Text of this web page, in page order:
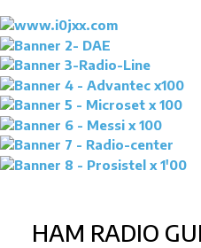
HAM RADIO